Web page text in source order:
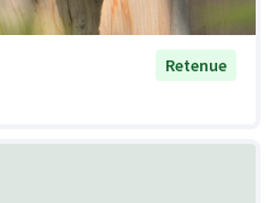
Retenue